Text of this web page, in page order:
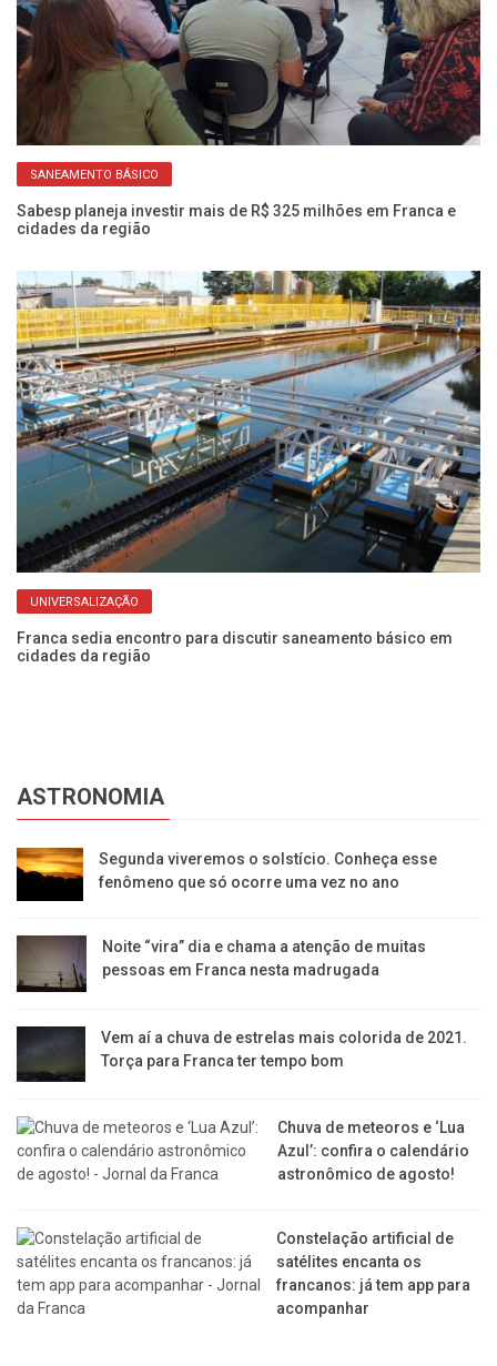
SANEAMENTO BÁSICO
Sabesp planeja investir mais de R$ 325 milhões em Franca e
cidades da região
UNIVERSALIZAÇÃO
Franca sedia encontro para discutir saneamento básico em
cidades da região
ASTRONOMIA
Segunda viveremos o solstício. Conheça esse
fenômeno que só ocorre uma vez no ano
Noite “vira” dia e chama a atenção de muitas
pessoas em Franca nesta madrugada
Vem aí a chuva de estrelas mais colorida de 2021.
Torça para Franca ter tempo bom
Chuva de meteoros e ‘Lua
Azul’: confira o calendário
astronômico de agosto!
Constelação artificial de
satélites encanta os
francanos: já tem app para
acompanhar